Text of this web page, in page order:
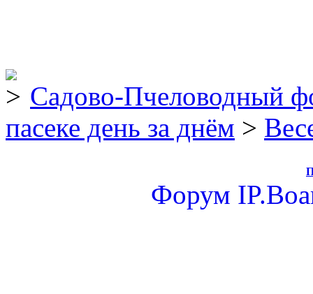
Садово-Пчеловодный
пасеке день за днём >
Форум